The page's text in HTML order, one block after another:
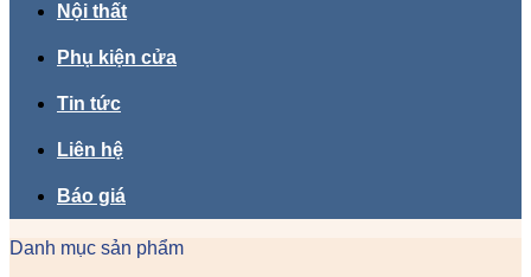
Nội thất
Phụ kiện cửa
Tin tức
Liên hệ
Báo giá
Danh mục sản phẩm